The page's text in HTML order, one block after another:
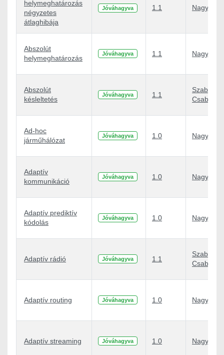
helymeghatározás
négyzetes
átlaghibája
Jóváhagyva 1.1 Nagy
Abszolút
helymeghatározás
Jóváhagyva 1.1 Nagy
Abszolút
késleltetés
Jóváhagyva 1.1
Szabó
Csaba
Ad-hoc
járműhálózat
Jóváhagyva 1.0 Nagy
Adaptív
kommunikáció
Jóváhagyva 1.0 Nagy
Adaptív prediktív
kódolás
Jóváhagyva 1.0 Nagy
Adaptív rádió Jóváhagyva 1.1
Szabó
Csaba
Adaptív routing Jóváhagyva 1.0 Nagy
Adaptív streaming Jóváhagyva 1.0 Nagy